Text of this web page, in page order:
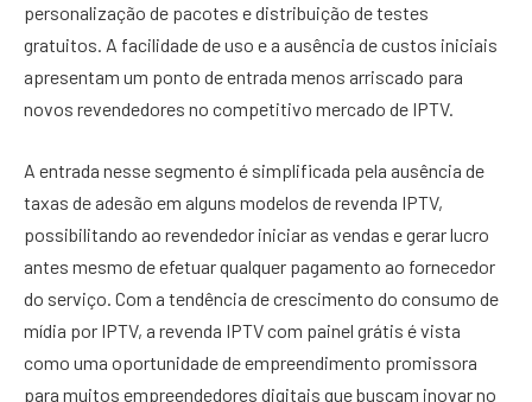
personalização de pacotes e distribuição de testes
gratuitos. A facilidade de uso e a ausência de custos iniciais
apresentam um ponto de entrada menos arriscado para
novos revendedores no competitivo mercado de IPTV.
A entrada nesse segmento é simplificada pela ausência de
taxas de adesão em alguns modelos de revenda IPTV,
possibilitando ao revendedor iniciar as vendas e gerar lucro
antes mesmo de efetuar qualquer pagamento ao fornecedor
do serviço. Com a tendência de crescimento do consumo de
mídia por IPTV, a revenda IPTV com painel grátis é vista
como uma oportunidade de empreendimento promissora
para muitos empreendedores digitais que buscam inovar no